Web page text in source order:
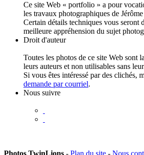
Ce site Web « portfolio » a pour
les travaux photographiques de
Certain détails techniques vous seront
meilleure appréhension du sujet
Droit d'auteur
Toutes les photos de ce site Web sont
leurs auteurs et non utilisables sans
Si vous êtes intéressé par des clichés,
demande par courriel.
Nous suivre